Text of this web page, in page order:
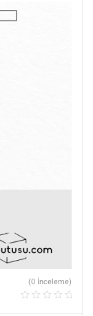
(0 İnceleme)